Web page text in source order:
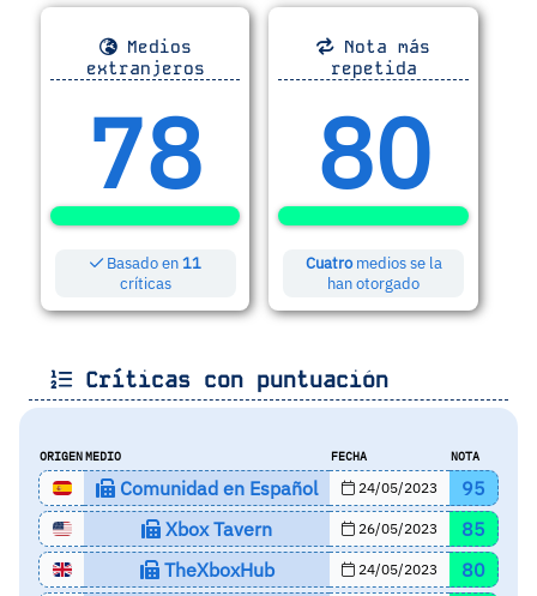
Medios
extranjeros
78
Basado en11
críticas
Nota más
repetida
80
Cuatromedios se la
han otorgado
Críticas con puntuación
ORIGENMEDIO FECHA NOTA
Comunidad en Español 24/05/2023
95
Xbox Tavern
26/05/2023
85
TheXboxHub
24/05/2023 80